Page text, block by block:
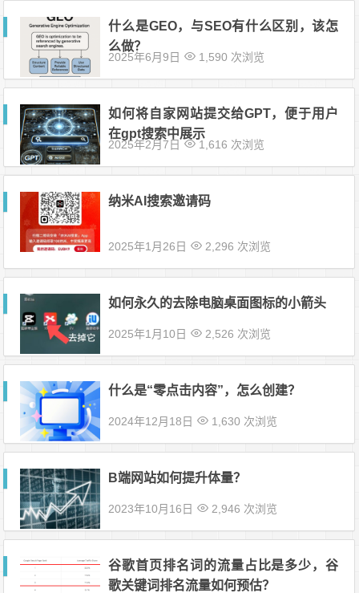
什么是GEO，与SEO有什么区别，该怎
么做？
2025年6月9日 1,590 次浏览
如何将自家网站提交给GPT，便于用户
在gpt搜索中展示
2025年2月7日 1,616 次浏览
纳米AI搜索邀请码
2025年1月26日 2,296 次浏览
如何永久的去除电脑桌面图标的小箭头
2025年1月10日 2,526 次浏览
什么是“零点击内容”，怎么创建？
2024年12月18日 1,630 次浏览
B端网站如何提升体量？
2023年10月16日 2,946 次浏览
谷歌首页排名词的流量占比是多少，谷
歌关键词排名流量如何预估？